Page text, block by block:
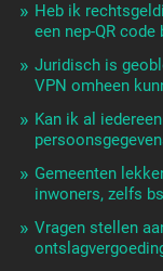
Heb ik
een nep-QR code
Juridisch is
VPN omheen
Kan ik al
Gemeenten
inwoners, zelfs
Vragen stellen